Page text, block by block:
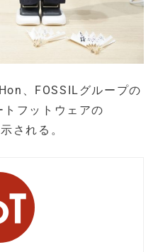
、FOSSILグループの
フットウェアの
される。